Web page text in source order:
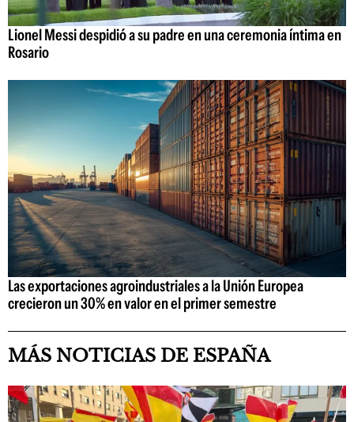
Lionel Messi despidió a su padre en una ceremonia íntima en
Rosario
Las exportaciones agroindustriales a la Unión Europea
crecieron un 30% en valor en el primer semestre
MÁS NOTICIAS DE ESPAÑA